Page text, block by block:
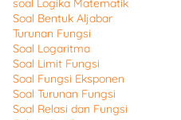
soal Logika Matematik
Soal Bentuk Aljabar
Turunan Fungsi
Soal Logaritma
Soal Limit Fungsi
Soal Fungsi Eksponen
Soal Turunan Fungsi
Soal Relasi dan Fungsi